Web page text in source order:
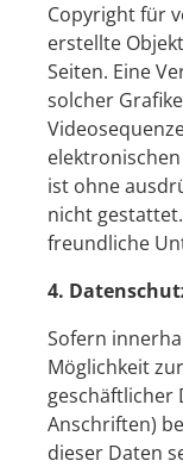
Copyright für
erstellte
Seiten. Eine
solcher
ist ohne
nicht
freundliche
4.
Sofern
Möglichkeit
geschäftlicher
Anschriften)
dieser Daten